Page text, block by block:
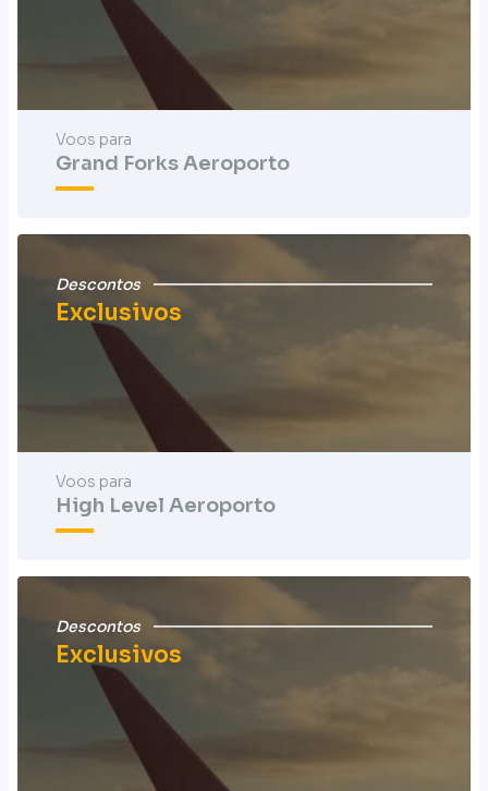
Voos para
Grand Forks Aeroporto
Descontos
Exclusivos
Voos para
High Level Aeroporto
Descontos
Exclusivos